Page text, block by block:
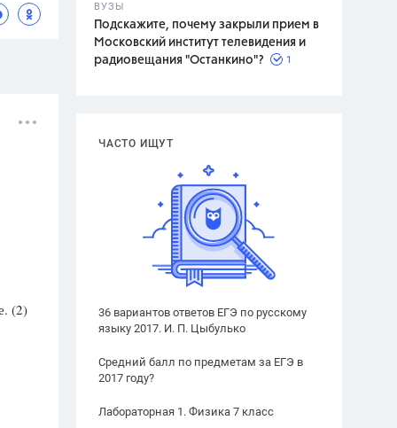
ВУЗЫ
Подскажите, почему закрыли прием в
Московский институт телевидения и
радиовещания "Останкино"?
1
ЧАСТО ИЩУТ
36 вариантов ответов ЕГЭ по русскому
языку 2017. И. П. Цыбулько
Средний балл по предметам за ЕГЭ в
2017 году?
Лабораторная 1. Физика 7 класс
(2)